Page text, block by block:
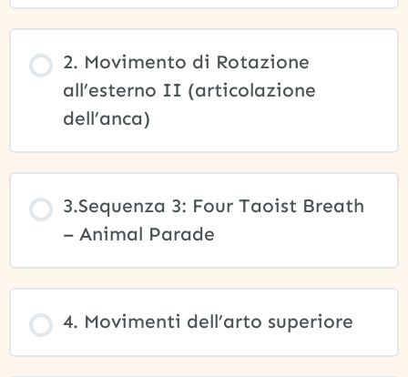
2. Movimento di Rotazione
all’esterno II (articolazione
dell’anca)
3.Sequenza 3: Four Taoist Breath
– Animal Parade
4. Movimenti dell’arto superiore